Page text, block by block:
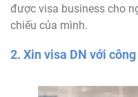
được visa business cho
chiếu của mình.
2. Xin visa DN với